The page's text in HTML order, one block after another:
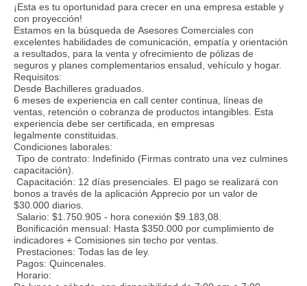
¡Esta es tu oportunidad para crecer en una empresa estable y
con proyección!
Estamos en la búsqueda de Asesores Comerciales con
excelentes habilidades de comunicación, empatía y orientación
a resultados, para la venta y ofrecimiento de pólizas de
seguros y planes complementarios ensalud, vehículo y hogar.
Requisitos:
Desde Bachilleres graduados.
6 meses de experiencia en call center continua, líneas de
ventas, retención o cobranza de productos intangibles. Esta
experiencia debe ser certificada, en empresas
legalmente constituidas.
Condiciones laborales:
Tipo de contrato: Indefinido (Firmas contrato una vez culmines
capacitación).
Capacitación: 12 días presenciales. El pago se realizará con
bonos a través de la aplicación Apprecio por un valor de
$30.000 diarios.
Salario: $1.750.905 - hora conexión $9.183,08.
Bonificación mensual: Hasta $350.000 por cumplimiento de
indicadores + Comisiones sin techo por ventas.
Prestaciones: Todas las de ley.
Pagos: Quincenales.
Horario: